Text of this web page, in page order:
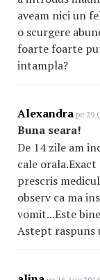
aveam nici un
o scurgere
foarte foarte
intampla?
Alexandra pe 29
Buna seara!
De 14 zile am
cale
prescris
observ ca ma
vomit...Este
Astept raspuns